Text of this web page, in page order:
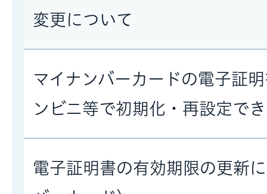
変更について
マイナンバーカードの電子証
ンビニ等で初期化・再設定で
電子証明書の有効期限の更新